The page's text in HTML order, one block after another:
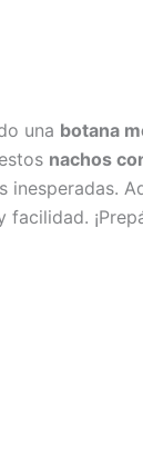
una botana
nachos
inesperadas.
facilidad.